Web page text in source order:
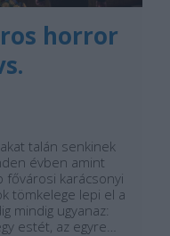
horror
talán senkinek
évben amint
fővárosi karácsonyi
tömkelege lepi el a
mindig ugyanaz:
estét, az egyre…